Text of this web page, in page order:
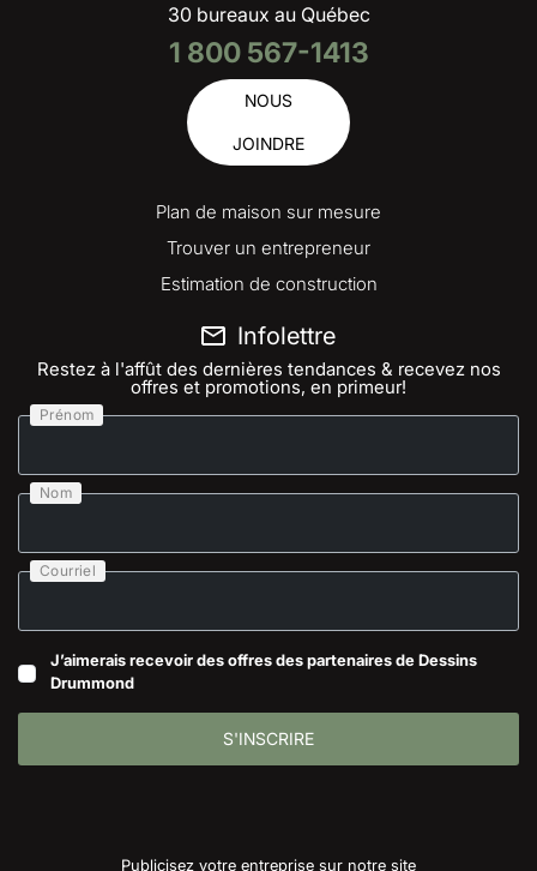
30 bureaux au Québec
1 800 567-1413
NOUS
JOINDRE
Plan de maison sur mesure
Trouver un entrepreneur
Estimation de construction
Infolettre
Restez à l'affût des dernières tendances & recevez nos
offres et promotions, en primeur!
Prénom
Nom
Courriel
J’aimerais recevoir des offres des partenaires de Dessins
Drummond
S'INSCRIRE
Publicisez votre entreprise sur notre site